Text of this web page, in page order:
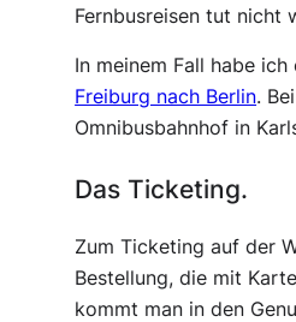
Fernbusreisen tut nicht
In meinem Fall habe ich
Freiburg nach Berlin.
Omnibusbahnhof in
Das Ticketing.
Zum Ticketing auf der
Bestellung, die mit
kommt man in den